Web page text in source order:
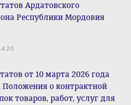
Ардатовского
Республики Мордовия
от 10 марта 2026 года
о контрактной
товаров, работ, услуг для